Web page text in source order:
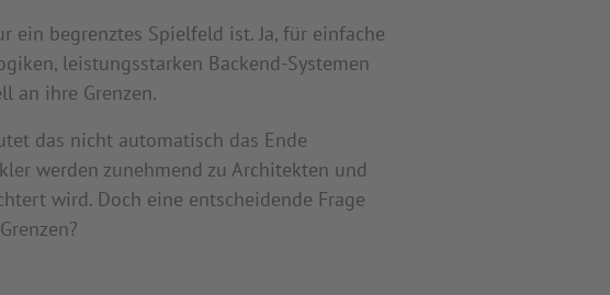
ein begrenztes Spielfeld ist. Ja, für einfache
leistungsstarken Backend-Systemen
an ihre Grenzen.
das nicht automatisch das Ende
werden zunehmend zu Architekten und
wird. Doch eine entscheidende Frage